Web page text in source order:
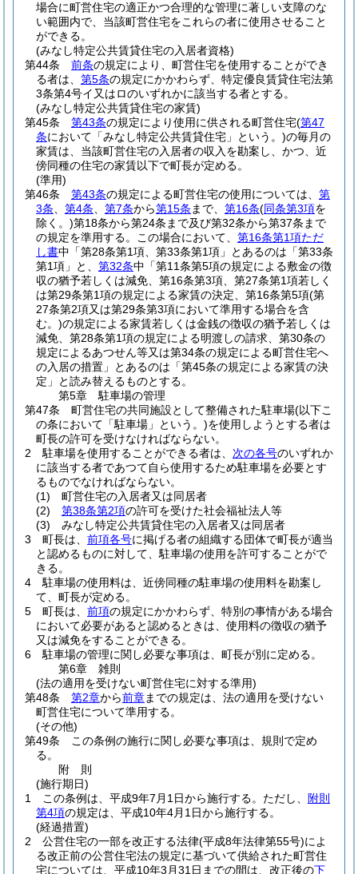
場合に町営住宅の適正かつ合理的な管理に著しい支障のな
い範囲内で、当該町営住宅をこれらの者に使用させること
ができる。
(みなし特定公共賃貸住宅の入居者資格)
第44条
前条の規定により、町営住宅を使用することができ
る者は、 第5条の規定にかかわらず、特定優良賃貸住宅法第
3条第4号イ又はロのいずれかに該当する者とする。
(みなし特定公共賃貸住宅の家賃)
第45条
第43条の規定により使用に供される町営住宅(第47
条において「みなし特定公共賃貸住宅」という。)の毎月の
家賃は、当該町営住宅の入居者の収入を勘案し、かつ、近
傍同種の住宅の家賃以下で町長が定める。
(準用)
第46条
第43条の規定による町営住宅の使用については、 第
3条
第4条 第7条から第15条 まで、 第16条(同条第3項を
除く。)第18条から第24条まで及び第32条から第37条まで
の規定を準用する。
この場合において、 第16条第1項ただ
し書中「第28条第1項、第33条第1項」とあるのは「第33条
第1項」と、 第32条中「第11条第5項の規定による敷金の徴
収の猶予若しくは減免、第16条第3項、第27条第1項若しく
は第29条第1項の規定による家賃の決定、第16条第5項(第
27条第2項又は第29条第3項において準用する場合を含
む。)の規定による家賃若しくは金銭の徴収の猶予若しくは
減免、第28条第1項の規定による明渡しの請求、第30条の
規定によるあつせん等又は第34条の規定による町営住宅へ
の入居の措置」とあるのは「第45条の規定による家賃の決
定」と読み替えるものとする。
第5章
駐車場の管理
第47条
町営住宅の共同施設として整備された駐車場(以下こ
の条において「駐車場」という。)を使用しようとする者は
町長の許可を受けなければならない。
2
駐車場を使用することができる者は、 次の各号のいずれか
に該当する者であつて自ら使用するため駐車場を必要とす
るものでなければならない。
(1)
町営住宅の入居者又は同居者
(2)
第38条第2項の許可を受けた社会福祉法人等
(3)
みなし特定公共賃貸住宅の入居者又は同居者
3
町長は、 前項各号に掲げる者の組織する団体で町長が適当
と認めるものに対して、駐車場の使用を許可することがで
きる。
4
駐車場の使用料は、近傍同種の駐車場の使用料を勘案し
て、町長が定める。
5
町長は、 前項の規定にかかわらず、特別の事情がある場合
において必要があると認めるときは、使用料の徴収の猶予
又は減免をすることができる。
6
駐車場の管理に関し必要な事項は、町長が別に定める。
第6章
雑則
(法の適用を受けない町営住宅に対する準用)
第48条
第2章から前章までの規定は、法の適用を受けない
町営住宅について準用する。
(その他)
第49条
この条例の施行に関し必要な事項は、規則で定め
る。
附 則
(施行期日)
1
この条例は、平成9年7月1日から施行する。 ただし、
附則
第4項の規定は、平成10年4月1日から施行する。
(経過措置)
2
公営住宅の一部を改正する法律(平成8年法律第55号)によ
る改正前の公営住宅法の規定に基づいて供給された町営住
宅については、平成10年3月31日までの間は、改正後の下